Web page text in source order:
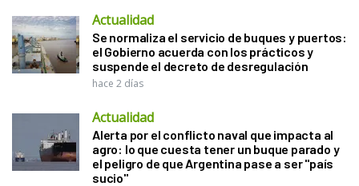
Actualidad
Se normaliza el servicio de buques y puertos:
el Gobierno acuerda con los prácticos y
suspende el decreto de desregulación
hace 2 días
Actualidad
Alerta por el conflicto naval que impacta al
agro: lo que cuesta tener un buque parado y
el peligro de que Argentina pase a ser "país
sucio"